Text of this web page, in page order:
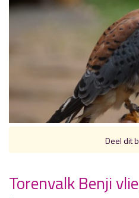
uur 1
Deel dit
Torenvalk Benji